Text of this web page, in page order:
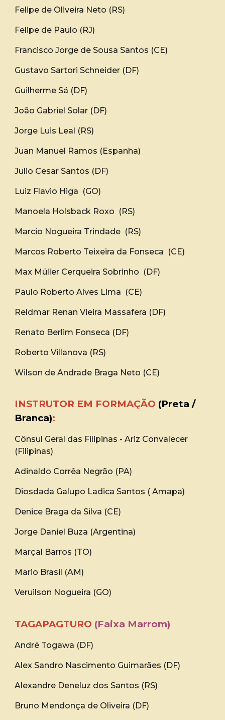
Felipe de Oliveira Neto (RS)
Felipe de Paulo (RJ)
Francisco Jorge de Sousa Santos (CE)
Gustavo Sartori Schneider (DF)
Guilherme Sá (DF)
João Gabriel Solar (DF)
Jorge Luis Leal (RS)
Juan Manuel Ramos (Espanha)
Julio Cesar Santos (DF)
Luiz Flavio Higa (GO)
Manoela Holsback Roxo (RS)
Marcio Nogueira Trindade (RS)
Marcos Roberto Teixeira da Fonseca (CE)
Max Müller Cerqueira Sobrinho (DF)
Paulo Roberto Alves Lima (CE)
Reldmar Renan Vieira Massafera (DF)
Renato Berlim Fonseca (DF)
Roberto Villanova (RS)
Wilson de Andrade Braga Neto (CE)
INSTRUTOR EM FORMAÇÃO (Preta /
Branca):
Cônsul Geral das Filipinas - Ariz Convalecer
(Filipinas)
Adinaldo Corrêa Negrão (PA)
Diosdada Galupo Ladica Santos ( Amapa)
Denice Braga da Silva (CE)
Jorge Daniel Buza (Argentina)
Marçal Barros (TO)
Mario Brasil (AM)
Veruilson Nogueira (GO)
TAGAPAGTURO (Faixa Marrom)
André Togawa (DF)
Alex Sandro Nascimento Guimarães (DF)
Alexandre Deneluz dos Santos (RS)
Bruno Mendonça de Oliveira (DF)